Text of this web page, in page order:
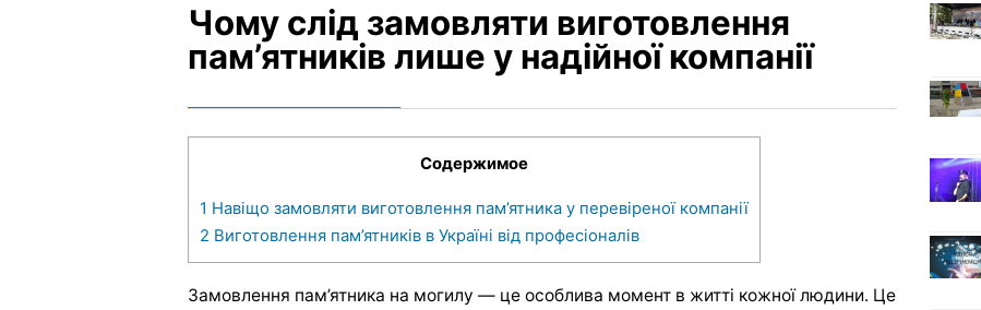
Чому слід замовляти виготовлення
пам’ятників лише у надійної компанії
Содержимое
1 Навіщо замовляти виготовлення пам’ятника у перевіреної компанії
2 Виготовлення пам’ятників в Україні від професіоналів
Замовлення пам’ятника на могилу — це особлива момент в житті кожної людини. Це